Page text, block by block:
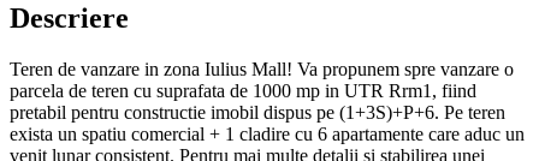
Descriere
Teren de vanzare in zona Iulius Mall! Va propunem spre vanzare o
parcela de teren cu suprafata de 1000 mp in UTR Rrm1, fiind
pretabil pentru constructie imobil dispus pe (1+3S)+P+6. Pe teren
exista un spatiu comercial + 1 cladire cu 6 apartamente care aduc un
venit lunar consistent. Pentru mai multe detalii si stabilirea unei